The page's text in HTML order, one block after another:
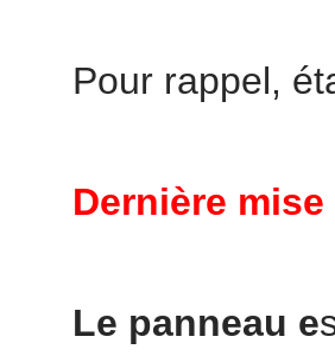
Pour rappel,
Dernière mise
Le panneau e